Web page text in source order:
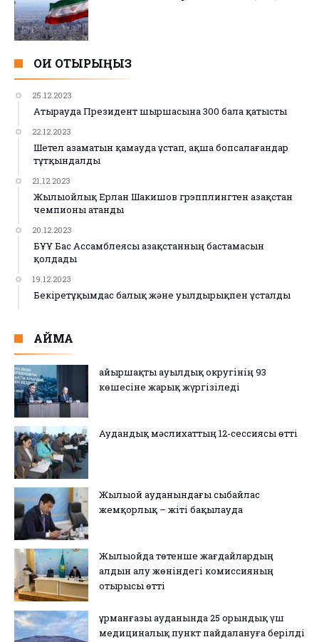
ОҚИ ОТЫРЫҢЫЗ
25.12.2023
Атырауда Президент шыршасына 300 бала қатысты
22.12.2023
Шетел азаматын қамауда ұстап, ақша бопсалағандар
тұтқындалды
21.12.2023
Жылыойлық Ерлан Шакишов грэпплингтен Қазақстан
чемпионы атанды
20.12.2023
БҰҰ Бас Ассамблеясы Қазақстанның бастамасын
қолдады
19.12.2023
Бекіретұқымдас балық және уылдырықпен ұсталды
АЙМАҚ
Қайыршақты ауылдық округінің 93
көшесіне жарық жүргізіледі
Аудандық мәслихаттың 12-сессиясы өтті
Жылыой ауданындағы сыбайлас
жемқорлық – жіті бақылауда
Жылыойда төтенше жағдайлардың
алдын алу жөніндегі комиссияның
отырысы өтті
Құрманғазы ауданында 25 орындық үш
медициналық пункт пайдалануға берілді